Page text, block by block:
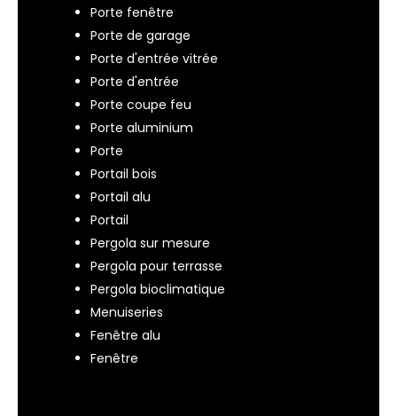
Porte fenêtre
Porte de garage
Porte d'entrée vitrée
Porte d'entrée
Porte coupe feu
Porte aluminium
Porte
Portail bois
Portail alu
Portail
Pergola sur mesure
Pergola pour terrasse
Pergola bioclimatique
Menuiseries
Fenêtre alu
Fenêtre